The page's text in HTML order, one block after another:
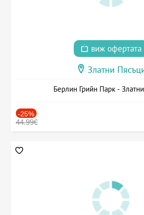
виж офертата
Златни
Берлин Грийн Парк -
-25%
44.99€